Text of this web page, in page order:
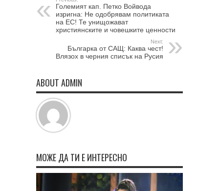
Големият кап. Петко Войвода
изригна: Не одобрявам политиката
на ЕС! Те унищожават
християнските и човешките ценности
Next:
Българка от САЩ: Каква чест!
Влязох в черния списък на Русия
ABOUT ADMIN
МОЖЕ ДА ТИ Е ИНТЕРЕСНО